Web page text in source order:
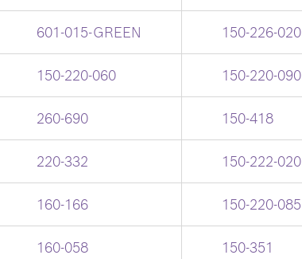
601-015-GREEN 150-226-020
150-220-060 150-220-090
260-690 150-418
220-332 150-222-020
160-166 150-220-085
160-058 150-351